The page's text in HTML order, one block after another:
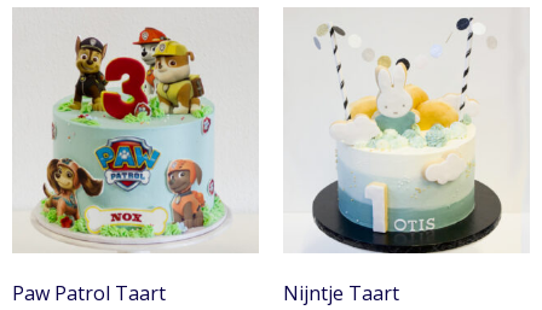
Paw Patrol Taart Nijntje Taart